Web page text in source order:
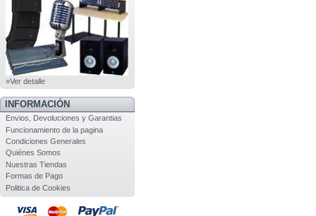
»Ver detalle
INFORMACIÓN
Envios, Devoluciones y Garantias
Funcionamiento de la pagina
Condiciones Generales
Quiénes Somos
Nuestras Tiendas
Formas de Pago
Politica de Cookies